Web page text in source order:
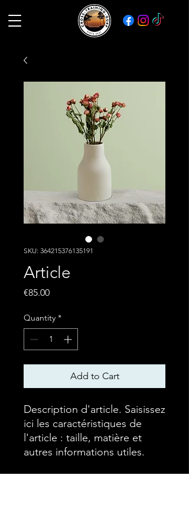
SKU: 364215376135191
Article
€85.00Price
Quantity *
Add to Cart
Description d'article. Saisissez
ici les caractéristiques de
l'article : taille, matière et
autres informations utiles.